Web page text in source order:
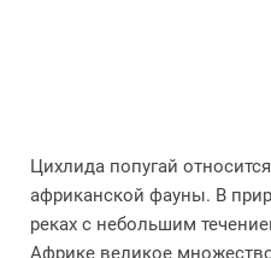
Цихлида попугай
африканской фауны. В
реках с небольшим
Африке великое